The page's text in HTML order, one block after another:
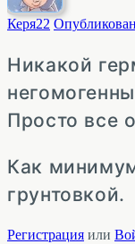
Керя22
Никакой
Просто все
Как
грунтовкой.
Регистрация или